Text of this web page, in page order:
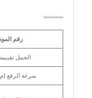
رقم
الحمل
سرعة الرفع